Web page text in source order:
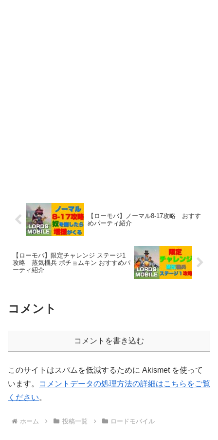
【ローモバ】ノーマル8-17攻略 おすす
めパーティ紹介
【ローモバ】限定チャレンジ ステージ1
攻略 蒸気機兵 ポチョムキン おすすめパ
ーティ紹介
コメント
コメントを書き込む
このサイトはスパムを低減するために Akismet を使って
います。
コメントデータの処理方法の詳細はこちらをご覧
ください。
ホーム 投稿一覧 ロードモバイル